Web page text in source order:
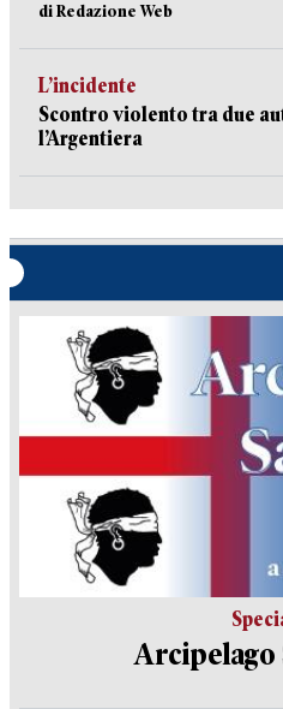
di Redazione Web
L’incidente
Scontro violento tra due
l’Argentiera
Arcipelago